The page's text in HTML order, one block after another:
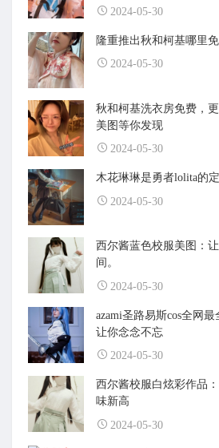
2024-05-30
隆重推出秋和柯基哪里
2024-05-30
秋和柯基洗衣房免费，
美图等你发现
2024-05-30
木花琳琳是勇者lolita的
2024-05-30
西尔酱蓝色校服美图：
间。
2024-05-30
azami圣路易斯cos全网
让你念念不忘
2024-05-30
西尔酱校服白炫彩作品
味新高
2024-05-30